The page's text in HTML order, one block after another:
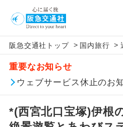
阪急交通社トップ > 国内旅行 >
重要なお知らせ
ウェブサービス休止のお
*(西宮北口宝塚)伊根
アイコン
添乗員同行
往路出発空
（駅）まで
現地添乗員同
行
現地到着空
（駅）まで